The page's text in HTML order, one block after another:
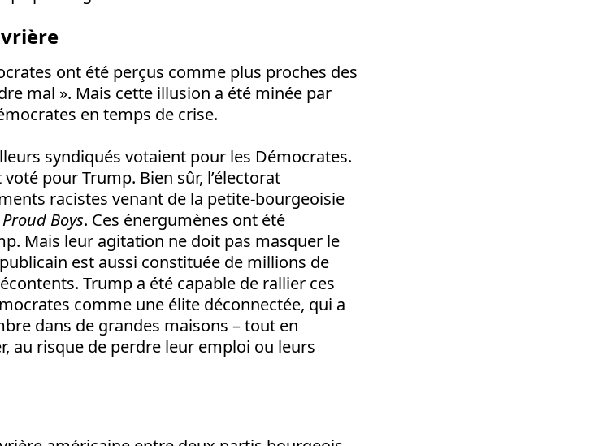
ont été perçus comme plus proches des
mal ». Mais cette illusion a été minée par
en temps de crise.
syndiqués votaient pour les Démocrates.
pour Trump. Bien sûr, l’électorat
racistes venant de la petite-bourgeoisie
Proud Boys. Ces énergumènes ont été
Mais leur agitation ne doit pas masquer le
est aussi constituée de millions de
Trump a été capable de rallier ces
comme une élite déconnectée, qui a
dans de grandes maisons – tout en
au risque de perdre leur emploi ou leurs